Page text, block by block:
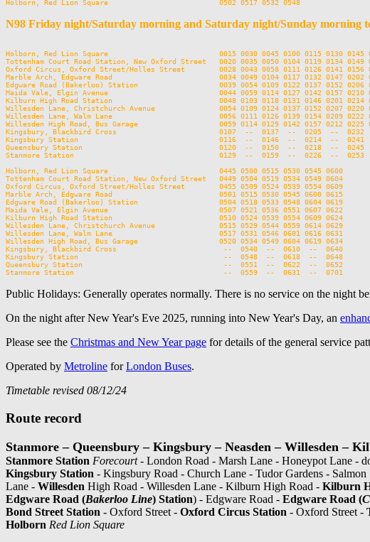
N98 Friday night/Saturday morning and Saturday night/Sunday morning
Holborn, Red Lion Square                          0015 0030 0045 0100 0115 0130 0145
Tottenham Court Road Station, New Oxford Street   0020 0035 0050 0104 0119 0134 0149
Oxford Circus, Oxford Street/Holles Street        0028 0043 0058 0111 0126 0141 0156
Marble Arch, Edgware Road                         0034 0049 0104 0117 0132 0147 0202
Edgware Road (Bakerloo) Station                   0039 0054 0109 0122 0137 0152 0206
Maida Vale, Elgin Avenue                          0044 0059 0114 0127 0142 0157 0210
Kilburn High Road Station                         0048 0103 0118 0131 0146 0201 0214
Willesden Lane, Christchurch Avenue               0054 0109 0124 0137 0152 0207 0220
Willesden Lane, Walm Lane                         0056 0111 0126 0139 0154 0209 0222
Willesden High Road, Bus Garage                   0059 0114 0129 0142 0157 0212 0225
Kingsbury, Blackbird Cross                        0107  --  0137  --  0205  --  0232
Kingsbury Station                                 0116  --  0146  --  0214  --  0241
Queensbury Station                                0120  --  0150  --  0218  --  0245
Stanmore Station                                  0129  --  0159  --  0226  --  0253
Holborn, Red Lion Square                          0445 0500 0515 0530 0545 0600
Tottenham Court Road Station, New Oxford Street   0449 0504 0519 0534 0549 0604
Oxford Circus, Oxford Street/Holles Street        0455 0509 0524 0539 0554 0609
Marble Arch, Edgware Road                         0501 0515 0530 0545 0600 0615
Edgware Road (Bakerloo) Station                   0504 0518 0533 0548 0604 0619
Maida Vale, Elgin Avenue                          0507 0521 0536 0551 0607 0622
Kilburn High Road Station                         0510 0524 0539 0554 0609 0624
Willesden Lane, Christchurch Avenue               0515 0529 0544 0559 0614 0629
Willesden Lane, Walm Lane                         0517 0531 0546 0601 0616 0631
Willesden High Road, Bus Garage                   0520 0534 0549 0604 0619 0634
Kingsbury, Blackbird Cross                         --  0540  --  0610  --  0640
Kingsbury Station                                  --  0548  --  0618  --  0648
Queensbury Station                                 --  0551  --  0622  --  0652
Public Holidays: Generally operates normally. There is no service on the night
On the night after New Year's Eve 2025, running into New Year's Day, an
Please see the Christmas and New Year page for details of the general service
Operated by Metroline forLondon Buses.
Timetable revised 08/12/24
Route record
Stanmore – Queensbury – Kingsbury – Neasden – Willesden –
Stanmore Station Forecourt- London Road - Marsh Lane - Honeypot Lane -
Kingsbury Station - Kingsbury Road - Church Lane - Tudor Gardens -
Lane - Willesden High Road - Willesden Lane - Kilburn High Road - Kilburn
Edgware Road (Bakerloo Line) Station) - Edgware Road - Edgware Road (
Bond Street Station - Oxford Street - Oxford Circus Station - Oxford Street -
Holborn Red Lion Square